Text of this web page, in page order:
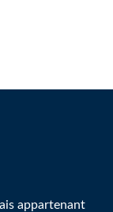
appartenant